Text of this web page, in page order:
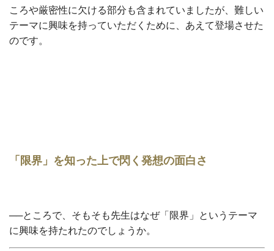
ころや厳密性に欠ける部分も含まれていましたが、難しい
テーマに興味を持っていただくために、あえて登場させた
のです。
「限界」を知った上で閃く発想の面白さ
──ところで、そもそも先生はなぜ「限界」というテーマ
に興味を持たれたのでしょうか。